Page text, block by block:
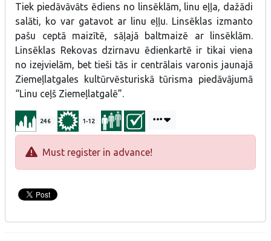
Tiek piedāvāvāts ēdiens no linsēklām, linu eļļa, dažādi
salāti, ko var gatavot ar linu eļļu. Linsēklas izmanto
pašu ceptā maizītē, sāļajā baltmaizē ar linsēklām.
Linsēklas Rekovas dzirnavu ēdienkartē ir tikai viena
no izejvielām, bet tieši tās ir centrālais varonis jaunajā
Ziemeļlatgales kultūrvēsturiskā tūrisma piedāvājumā
“Linu ceļš Ziemeļlatgalē”.
246 1-12
Must register in advance!